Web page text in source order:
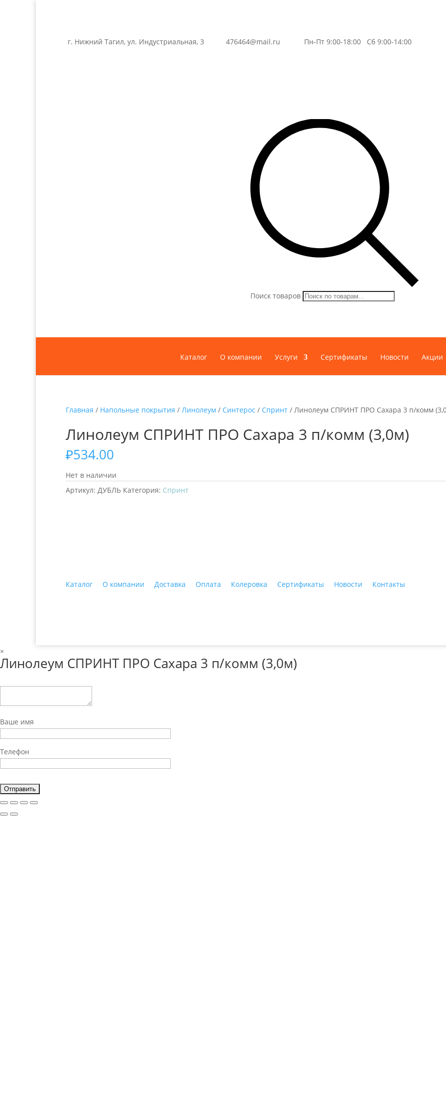
г. Нижний Тагил, ул. Индустриальная, 3 476464@mail.ru Пн-Пт 9:00-18:00 Сб 9:00-14:00
Поиск товаров
Каталог О компании Услуги Сертификаты Новости Акции
Главная / Напольные покрытия / Линолеум / Синтерос / Спринт / Линолеум СПРИНТ ПРО Сахара 3 п/комм
Линолеум СПРИНТ ПРО Сахара 3 п/комм (3,0м)
₽534.00
Нет в наличии
Артикул: ДУБЛЬ Категория: Спринт
Каталог О компании Доставка Оплата Колеровка Сертификаты Новости Контакты
×
Линолеум СПРИНТ ПРО Сахара 3 п/комм (3,0м)
Ваше имя
Телефон